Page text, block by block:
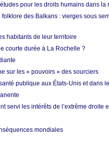
pour les droits humains dans la
des Balkans : vierges sous
habitants de leur territoire
courte durée à La Rochelle ?
sur les « pouvoirs » des sourciers
publique aux États-Unis et dans
servi les intérêts de l’extrême droite
mondiales